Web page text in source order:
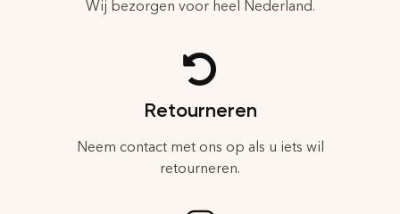
Wij bezorgen voor heel Nederland.
Retourneren
Neem contact met ons op als u iets wil
retourneren.